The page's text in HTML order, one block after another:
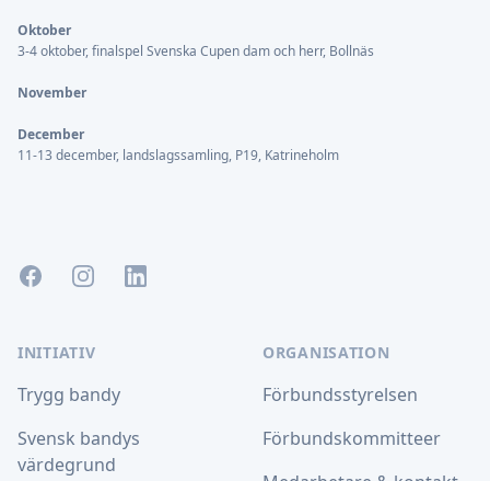
Oktober
3-4 oktober, finalspel Svenska Cupen dam och herr, Bollnäs
November
December
11-13 december, landslagssamling, P19, Katrineholm
FacebookInstagramLinkedIn
INITIATIV
Trygg bandy
Svensk bandys
värdegrund
ORGANISATION
Förbundsstyrelsen
Förbundskommitteer